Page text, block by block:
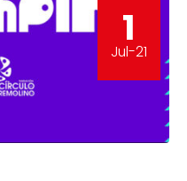
1
Jul-21